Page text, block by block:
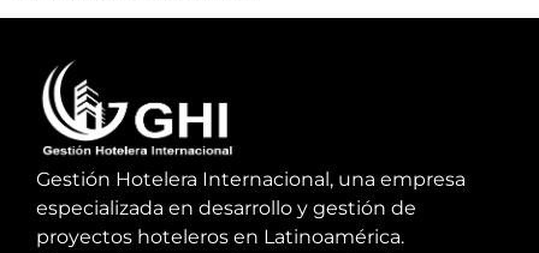
Gestión Hotelera Internacional, una empresa
especializada en desarrollo y gestión de
proyectos hoteleros en Latinoamérica.